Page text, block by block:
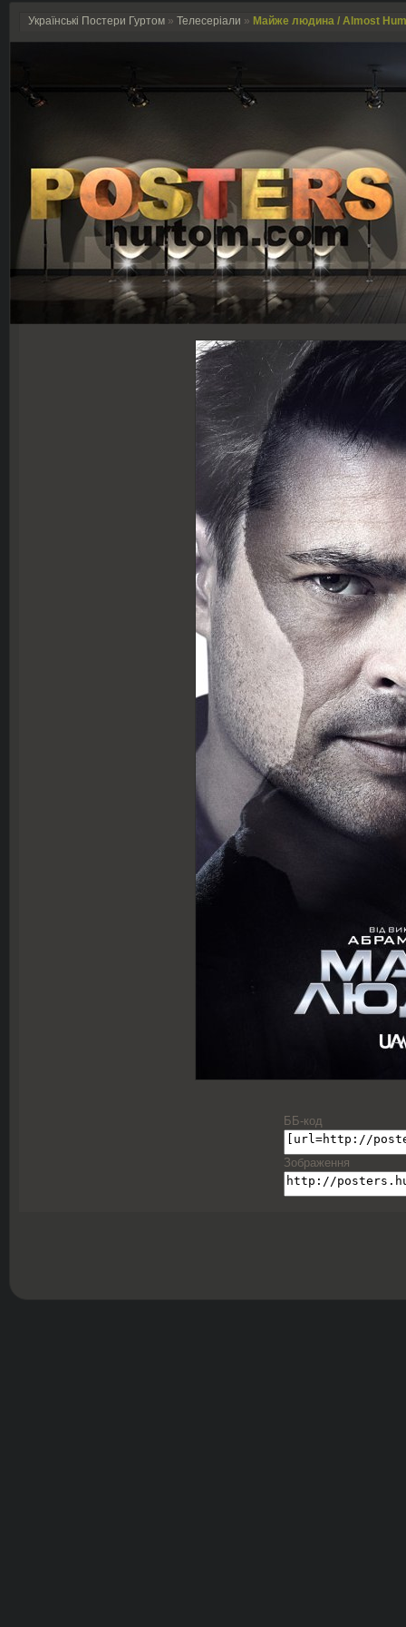
Українські Постери Гуртом » Телесеріали » Майже людина / Аlmost
ББ-код
Зображення